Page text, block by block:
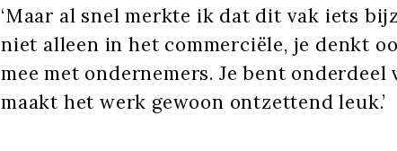
‘Maar al snel merkte ik dat dit vak iets
niet alleen in het commerciële, je denkt
mee met ondernemers. Je bent onderdeel
maakt het werk gewoon ontzettend leuk.’